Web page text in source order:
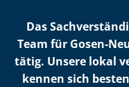
Das
Team für Gosen-
tätig. Unsere lokal
kennen sich